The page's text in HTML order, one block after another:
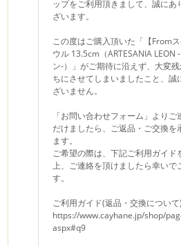
ップをご利用頂きまして、誠にあ
ざいます。
この度はご購入頂いた「【From
ウル 13.5cm（ARTESANIA LEON
ン-）」がご期待に沿えず、大変
ちにさせてしまいましたこと、誠
ざいません。
「お問い合わせフォーム」よりご
だけましたら、ご返品・ご交換を
ます。
ご希望の際は、下記ご利用ガイド
上、ご連絡を頂けましたら幸いで
す。
ご利用ガイド(返品・交換につい
https://www.cayhane.jp/shop/
aspx#q9